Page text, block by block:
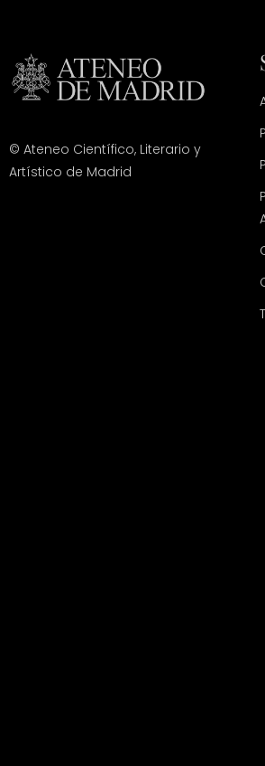
© Ateneo Científico, Literario y
Artístico de Madrid